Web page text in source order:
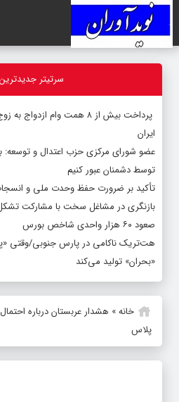
سرتیتر جدیدترین
پرداخت بیش از ۸ همت وام
ایران
عضو شورای مرکزی حزب اعتدال و توسعه:
توسط دشمنان عبور کنیم
تأکید بر ضرورت حفظ وحدت ملی و
بازنگری در مشاغل سخت با مشارکت
صعود ۶۰ هزار واحدی شاخص بورس
هت‌تریک ناکامی در پارس جنوبی/وقتی
«بحران» تولید می‌کند
خانه» هشدار عربستان درباره
پلاس